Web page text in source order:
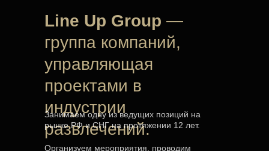
Line Up Group —
группа компаний,
управляющая
проектами в
индустрии
развлечений.
Занимаем одну из ведущих позиций на
рынке РФ и СНГ на протяжении 12 лет.
Организуем мероприятия, проводим